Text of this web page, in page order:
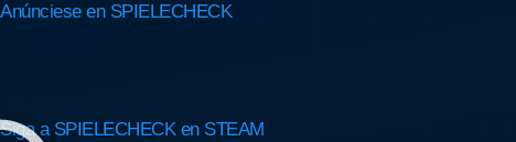
Anúnciese en SPIELECHECK
Siga a SPIELECHECK en STEAM